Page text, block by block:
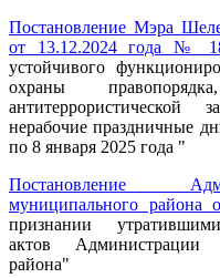
Постановление Мэра
от 13.12.2024 года №
устойчивого
охраны
нерабочие праздничные
по 8 января 2025 года "
Постановление
муниципального
признании
актов Администрации
района"